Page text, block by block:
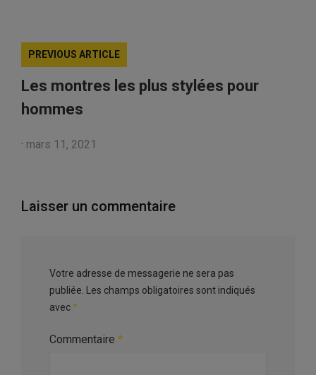
PREVIOUS ARTICLE
Les montres les plus stylées pour
hommes
· mars 11, 2021
Laisser un commentaire
Votre adresse de messagerie ne sera pas
publiée.
Les champs obligatoires sont indiqués
avec*
Commentaire *